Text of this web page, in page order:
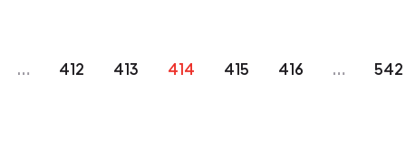
… 412 413 414 415 416 … 542